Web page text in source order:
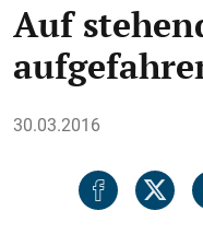
Auf
30.03.2016